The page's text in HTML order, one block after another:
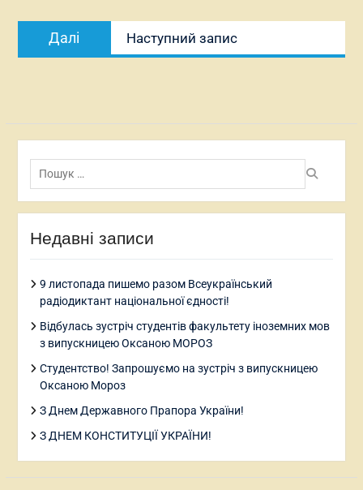
Далі
запис:
Наступний запис
Пошук:
Недавні записи
9 листопада пишемо разом Всеукраїнський
радіодиктант національної єдності!
Відбулась зустріч студентів факультету іноземних мов
з випускницею Оксаною МОРОЗ
Студентство! Запрошуємо на зустріч з випускницею
Оксаною Мороз
З Днем Державного Прапора України!
З ДНЕМ КОНСТИТУЦІЇ УКРАЇНИ!